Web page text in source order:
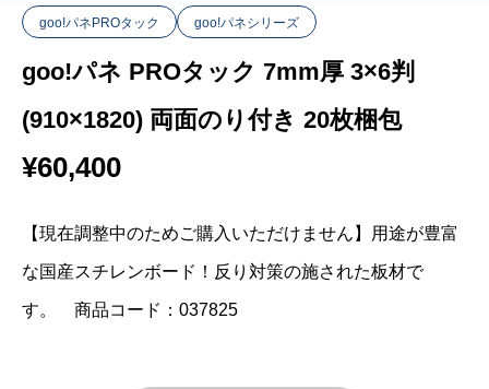
goo!パネPROタック goo!パネシリーズ
goo!パネ PROタック 7mm厚 3×6判
(910×1820) 両面のり付き 20枚梱包
¥60,400
【現在調整中のためご購入いただけません】用途が豊富
な国産スチレンボード！反り対策の施された板材で
す。 商品コード：037825